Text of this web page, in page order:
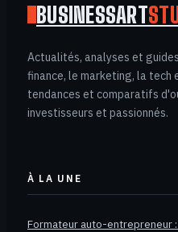
BUSINESSART
Actualités, analyses et
finance, le marketing, la tech
tendances et comparatifs
investisseurs et passionnés.
À LA UNE
Formateur auto-entrepreneur